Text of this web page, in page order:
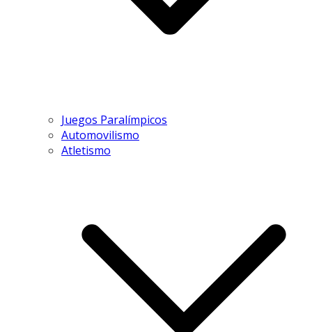
Juegos Paralímpicos
Automovilismo
Atletismo